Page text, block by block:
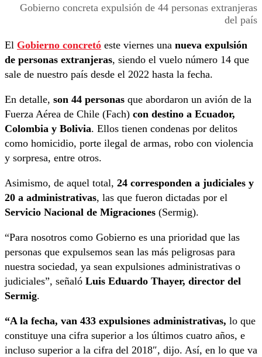
Gobierno concreta expulsión de 44 personas extranjeras
del país
El Gobierno concretó este viernes una nueva expulsión
de personas extranjeras, siendo el vuelo número 14 que
sale de nuestro país desde el 2022 hasta la fecha.
En detalle, son 44 personas que abordaron un avión de la
Fuerza Aérea de Chile (Fach) con destino a Ecuador,
Colombia y Bolivia. Ellos tienen condenas por delitos
como homicidio, porte ilegal de armas, robo con violencia
y sorpresa, entre otros.
Asimismo, de aquel total, 24 corresponden a judiciales y
20 a administrativas, las que fueron dictadas por el
Servicio Nacional de Migraciones (Sermig).
“Para nosotros como Gobierno es una prioridad que las
personas que expulsemos sean las más peligrosas para
nuestra sociedad, ya sean expulsiones administrativas o
judiciales”, señaló Luis Eduardo Thayer, director del
Sermig.
“A la fecha, van 433 expulsiones administrativas, lo que
constituye una cifra superior a los últimos cuatro años, e
incluso superior a la cifra del 2018″, dijo. Así, en lo que va